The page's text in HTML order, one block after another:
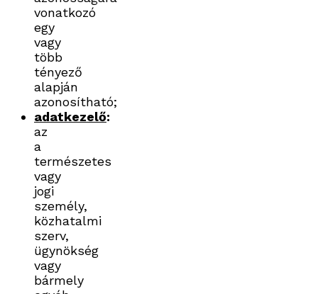
vonatkozó
egy
vagy
több
tényező
alapján
azonosítható;
adatkezelő:
az
a
természetes
vagy
jogi
személy,
közhatalmi
szerv,
ügynökség
vagy
bármely